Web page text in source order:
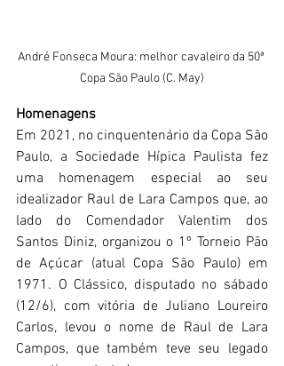
André Fonseca Moura: melhor cavaleiro da 50ª
Copa São Paulo (C. May)
Homenagens
Em 2021, no cinquentenário da Copa São
Paulo, a Sociedade Hípica Paulista fez
uma homenagem especial ao seu
idealizador Raul de Lara Campos que, ao
lado do Comendador Valentim dos
Santos Diniz, organizou o 1º Torneio Pão
de Açúcar (atual Copa São Paulo) em
1971. O Clássico, disputado no sábado
(12/6), com vitória de Juliano Loureiro
Carlos, levou o nome de Raul de Lara
Campos, que também teve seu legado